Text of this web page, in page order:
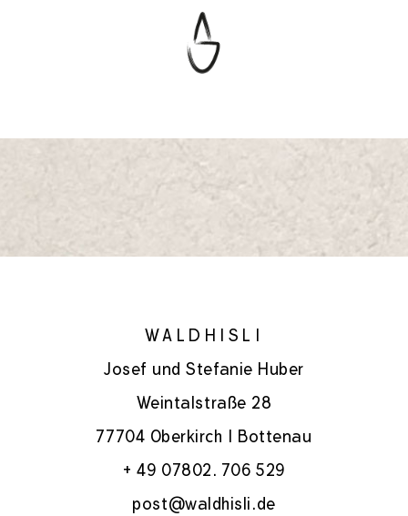
WALDHISLI
Josef und Stefanie Huber
Weintalstraße 28
77704 Oberkirch I Bottenau
+ 49 07802. 706 529
post@waldhisli.de